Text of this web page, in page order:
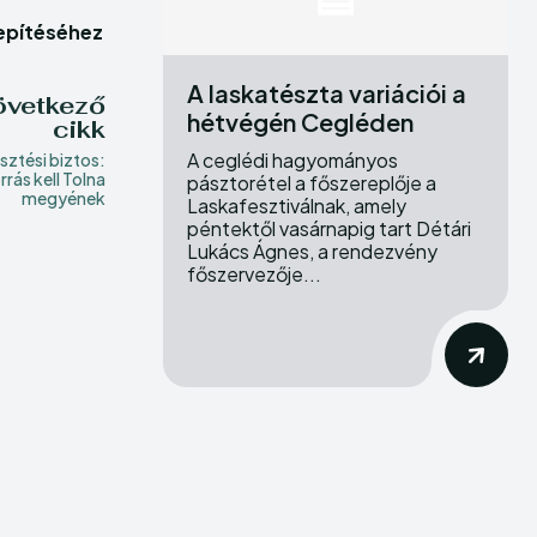
Theme.
Theme.
cikk
biztos:
kell Tolna
megyének
A laskatészta variációi a
hétvégén Cegléden
A ceglédi hagyományos
pásztorétel a főszereplője a
Laskafesztiválnak, amely
péntektől vasárnapig tart Détári
Lukács Ágnes, a rendezvény
főszervezője...